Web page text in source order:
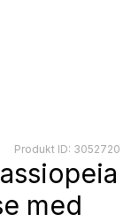
Produkt ID: 3052720
med